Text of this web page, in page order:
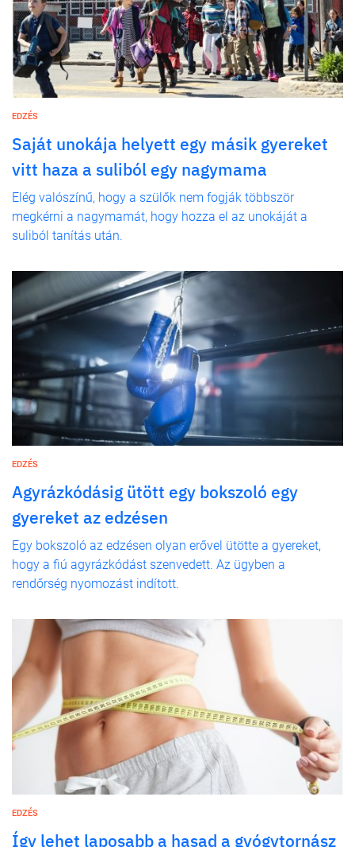
EDZÉS
Saját unokája helyett egy másik gyereket
vitt haza a suliból egy nagymama
Elég valószínű, hogy a szülők nem fogják többször
megkérni a nagymamát, hogy hozza el az unokáját a
suliból tanítás után.
EDZÉS
Agyrázkódásig ütött egy bokszoló egy
gyereket az edzésen
Egy bokszoló az edzésen olyan erővel ütötte a gyereket,
hogy a fiú agyrázkódást szenvedett. Az ügyben a
rendőrség nyomozást indított.
EDZÉS
Így lehet laposabb a hasad a gyógytornász